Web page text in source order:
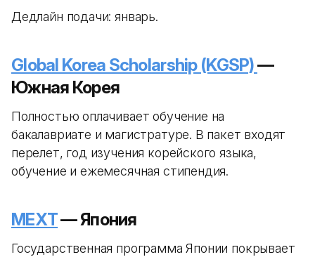
Дедлайн подачи: январь.
Global Korea Scholarship (KGSP)—
Южная Корея
Полностью оплачивает обучение на
бакалавриате и магистратуре. В пакет входят
перелет, год изучения корейского языка,
обучение и ежемесячная стипендия.
MEXT— Япония
Государственная программа Японии покрывает